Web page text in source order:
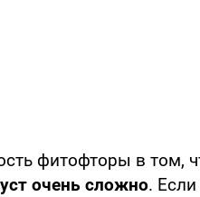
фитофторы в том,
очень сложно.